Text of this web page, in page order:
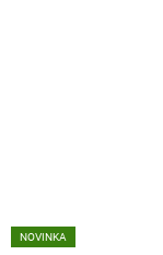
NOVINKA